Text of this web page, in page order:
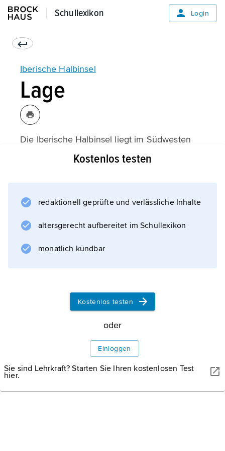
Schullexikon
Schullexikon Login
Iberische Halbinsel
Lage
Die Iberische Halbinsel liegt im Südwesten
Europas. Sie wird im Nordosten durch die
, im Westen an den
Atlantischen Ozean
Kostenlos testen
redaktionell geprüfte und verlässliche Inhalte
altersgerecht aufbereitet im Schullexikon
monatlich kündbar
Kostenlos testen
oder
Einloggen
Sie sind Lehrkraft? Starten Sie Ihren kostenlosen Test
hier.